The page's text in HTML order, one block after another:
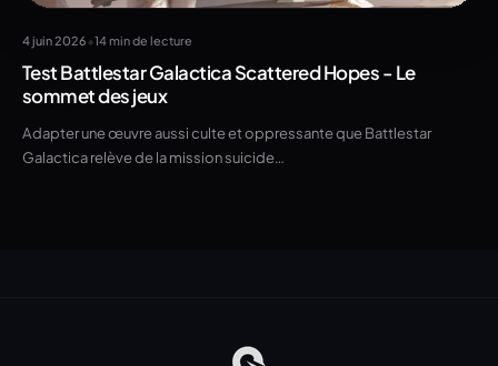
4 juin 2026 •14 min de lecture
Test Battlestar Galactica Scattered Hopes - Le
sommet des jeux
Adapter une œuvre aussi culte et oppressante que Battlestar
Galactica relève de la mission suicide…